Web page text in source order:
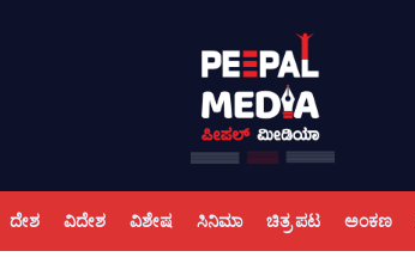
ದೇಶ ವಿದೇಶ ವಿಶೇಷ ಸಿನಿಮಾ ಚಿತ್ರ ಪಟ ಅಂಕಣ